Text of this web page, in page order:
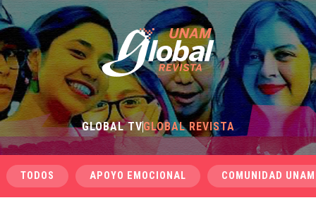
GLOBAL TVGLOBAL REVISTA
TODOS APOYO EMOCIONAL COMUNIDAD UNAM